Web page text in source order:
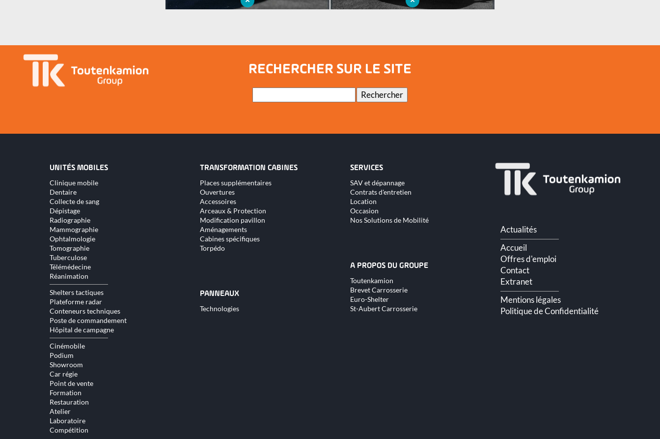
RECHERCHER SUR LE SITE
Mots-
Rechercher
UNITÉS MOBILES
Aller
au
contenu
Clinique mobile
Dentaire
Collecte de sang
Dépistage
Radiographie
Mammographie
Ophtalmologie
Tomographie
Tuberculose
Télémédecine
Réanimation
Shelters tactiques
Plateforme radar
Conteneurs techniques
Poste de commandement
Hôpital de campagne
Cinémobile
Podium
Showroom
Car régie
Point de vente
Formation
Restauration
Atelier
Laboratoire
Compétition
TRANSFORMATION CABINES
Aller
au
contenu
Places supplémentaires
Ouvertures
Accessoires
Arceaux & Protection
Modification pavillon
Aménagements
Cabines spécifiques
Torpédo
PANNEAUX
Aller
au
Technologies
SERVICES
Aller
au
contenu
SAV et dépannage
Contrats d'entretien
Location
Occasion
Nos Solutions de Mobilité
A PROPOS DU GROUPE
Aller
au
contenu
Toutenkamion
Brevet Carrosserie
Euro-Shelter
St-Aubert Carrosserie
Aller
au
contenu
Actualités
Accueil
Offres d'emploi
Contact
Extranet
Mentions légales
Politique de Confidentialité